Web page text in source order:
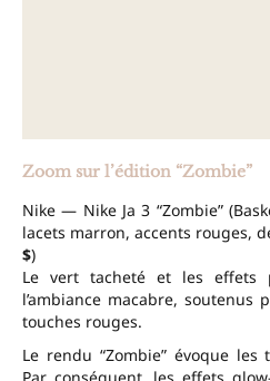
Zoom sur l’édition “Zombie”
Nike — Nike Ja 3 “Zombie”
lacets marron, accents rouges,
$)
Le vert tacheté et les effets
l’ambiance macabre,
touches rouges.
Le rendu “Zombie” évoque les